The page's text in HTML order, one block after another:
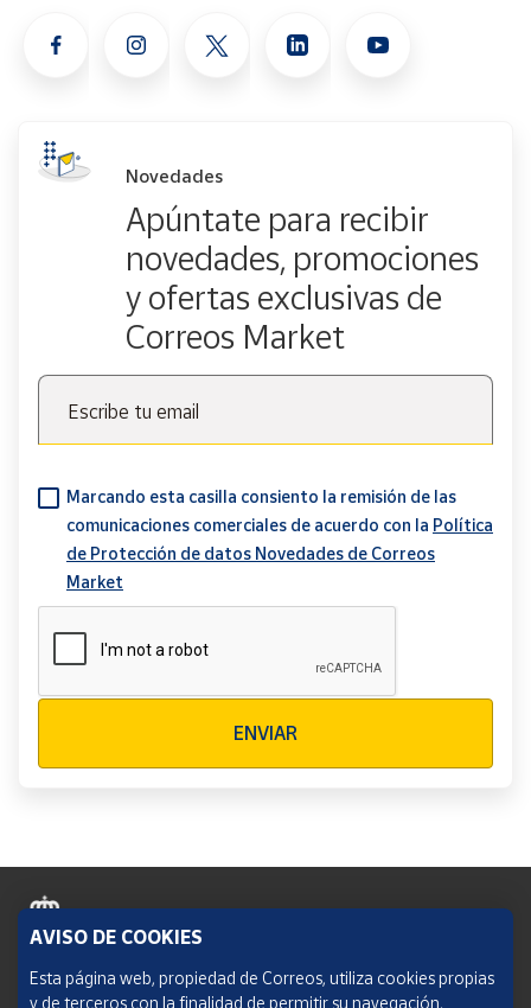
Novedades
Apúntate para recibir
novedades, promociones
y ofertas exclusivas de
Correos Market
Escribe tu email
Marcando esta casilla consiento la remisión de las
comunicaciones comerciales de acuerdo con la Política
de Protección de datos Novedades de Correos
Market
ENVIAR
Política de cookies
AVISO DE COOKIES
Esta página web, propiedad de Correos, utiliza cookies propias
y de terceros con la finalidad de permitir su navegación,